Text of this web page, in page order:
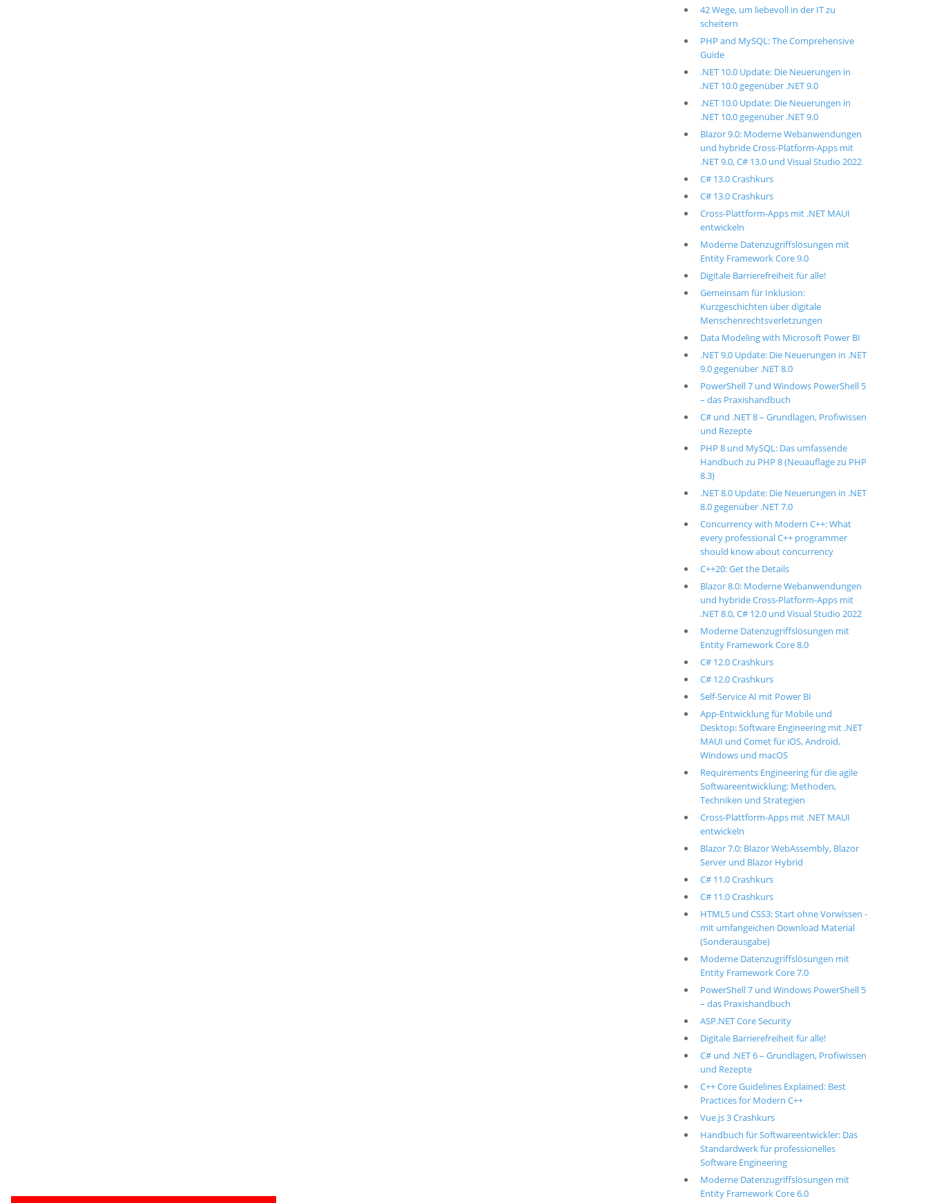
42 Wege, um liebevoll in der IT zu
scheitern
PHP and MySQL: The Comprehensive
Guide
.NET 10.0 Update: Die Neuerungen in
.NET 10.0 gegenüber .NET 9.0
.NET 10.0 Update: Die Neuerungen in
.NET 10.0 gegenüber .NET 9.0
Blazor 9.0: Moderne Webanwendungen
und hybride Cross-Platform-Apps mit
.NET 9.0, C# 13.0 und Visual Studio 2022
C# 13.0 Crashkurs
C# 13.0 Crashkurs
Cross-Plattform-Apps mit .NET MAUI
entwickeln
Moderne Datenzugriffslösungen mit
Entity Framework Core 9.0
Digitale Barrierefreiheit für alle!
Gemeinsam für Inklusion:
Kurzgeschichten über digitale
Menschenrechtsverletzungen
Data Modeling with Microsoft Power BI
.NET 9.0 Update: Die Neuerungen in .NET
9.0 gegenüber .NET 8.0
PowerShell 7 und Windows PowerShell 5
– das Praxishandbuch
C# und .NET 8 – Grundlagen, Profiwissen
und Rezepte
PHP 8 und MySQL: Das umfassende
Handbuch zu PHP 8 (Neuauflage zu PHP
8.3)
.NET 8.0 Update: Die Neuerungen in .NET
8.0 gegenüber .NET 7.0
Concurrency with Modern C++: What
every professional C++ programmer
should know about concurrency
C++20: Get the Details
Blazor 8.0: Moderne Webanwendungen
und hybride Cross-Platform-Apps mit
.NET 8.0, C# 12.0 und Visual Studio 2022
Moderne Datenzugriffslösungen mit
Entity Framework Core 8.0
C# 12.0 Crashkurs
C# 12.0 Crashkurs
Self-Service AI mit Power BI
App-Entwicklung für Mobile und
Desktop: Software Engineering mit .NET
MAUI und Comet für iOS, Android,
Windows und macOS
Requirements Engineering für die agile
Softwareentwicklung: Methoden,
Techniken und Strategien
Cross-Plattform-Apps mit .NET MAUI
entwickeln
Blazor 7.0: Blazor WebAssembly, Blazor
Server und Blazor Hybrid
C# 11.0 Crashkurs
C# 11.0 Crashkurs
HTML5 und CSS3: Start ohne Vorwissen -
mit umfangeichen Download Material
(Sonderausgabe)
Moderne Datenzugriffslösungen mit
Entity Framework Core 7.0
PowerShell 7 und Windows PowerShell 5
– das Praxishandbuch
ASP.NET Core Security
Digitale Barrierefreiheit für alle!
C# und .NET 6 – Grundlagen, Profiwissen
und Rezepte
C++ Core Guidelines Explained: Best
Practices for Modern C++
Vue.js 3 Crashkurs
Handbuch für Softwareentwickler: Das
Standardwerk für professionelles
Software Engineering
Moderne Datenzugriffslösungen mit
Entity Framework Core 6.0